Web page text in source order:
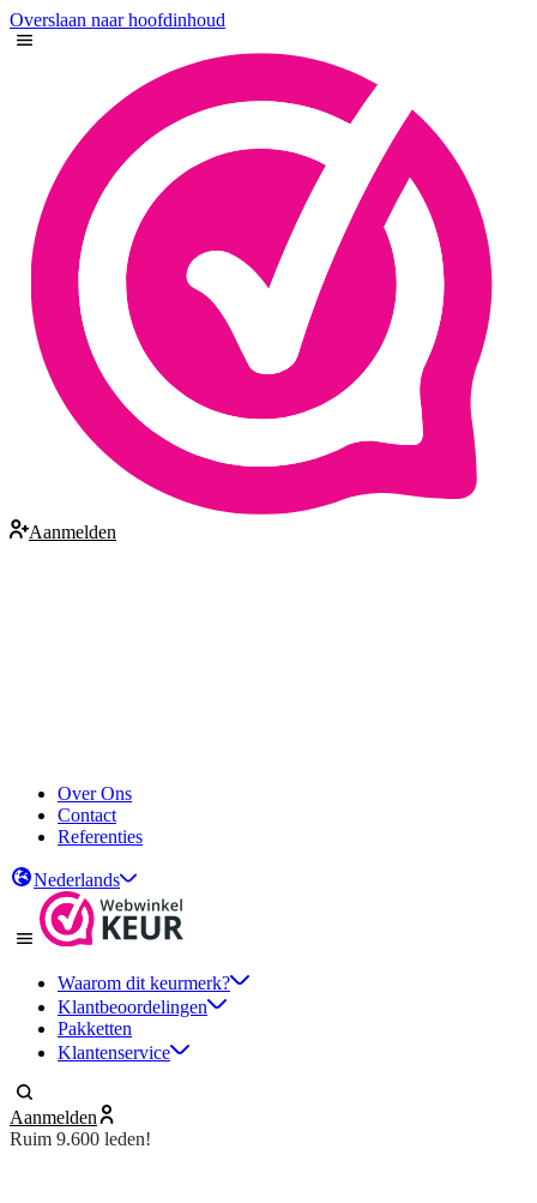
Overslaan naar hoofdinhoud
Aanmelden
Over Ons
Contact
Referenties
Nederlands
Waarom dit keurmerk?
Klantbeoordelingen
Pakketten
Klantenservice
Aanmelden
Ruim 9.600 leden!